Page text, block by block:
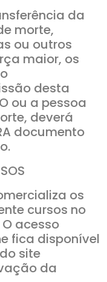
da
morte,
ou outros
maior, os
desta
ou a pessoa
deverá
documento
os
cursos no
acesso
fica disponível
site
da